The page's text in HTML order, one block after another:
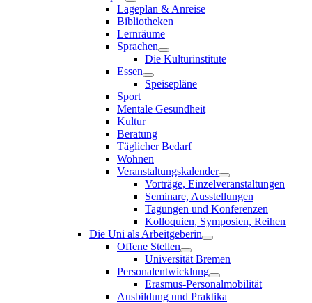
Lageplan & Anreise
Bibliotheken
Lernräume
Sprachen
Die Kulturinstitute
Essen
Speisepläne
Sport
Mentale Gesundheit
Kultur
Beratung
Täglicher Bedarf
Wohnen
Veranstaltungskalender
Vorträge, Einzelveranstaltungen
Seminare, Ausstellungen
Tagungen und Konferenzen
Kolloquien, Symposien, Reihen
Die Uni als Arbeitgeberin
Offene Stellen
Universität Bremen
Personalentwicklung
Erasmus-Personalmobilität
Ausbildung und Praktika